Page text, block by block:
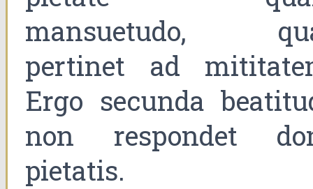
mansuetudo,
pertinet ad
Ergo secunda
non respondet
pietatis.